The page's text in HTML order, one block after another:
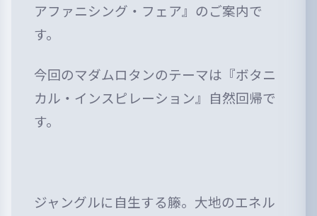
アファニシング・フェア』のご案内で
す。
今回のマダムロタンのテーマは『ボタニ
カル・インスピレーション』自然回帰で
す。
ジャングルに自生する籐。大地のエネル